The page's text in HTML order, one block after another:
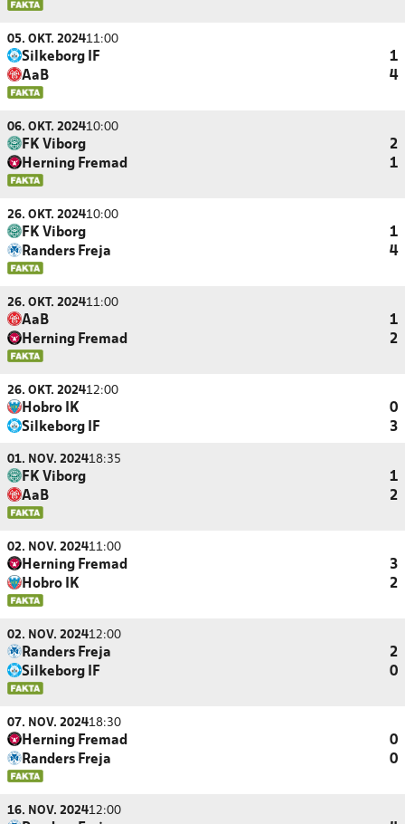
05. OKT. 202411:00
Silkeborg IF
1
AaB
4
06. OKT. 202410:00
FK Viborg
2
Herning Fremad
1
26. OKT. 202410:00
FK Viborg
1
Randers Freja
4
26. OKT. 202411:00
AaB
1
Herning Fremad
2
26. OKT. 202412:00
Hobro IK
0
Silkeborg IF
3
01. NOV. 202418:35
FK Viborg
1
AaB
2
02. NOV. 202411:00
Herning Fremad
3
Hobro IK
2
02. NOV. 202412:00
Randers Freja
2
Silkeborg IF
0
07. NOV. 202418:30
Herning Fremad
0
Randers Freja
0
16. NOV. 202412:00